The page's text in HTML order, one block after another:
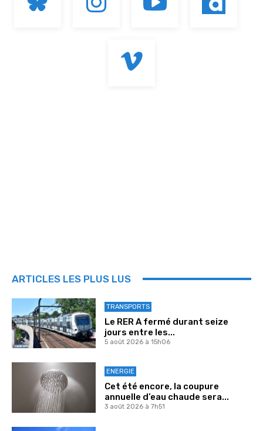
ARTICLES LES PLUS LUS
TRANSPORTS
Le RER A fermé durant seize
jours entre les...
5 août 2026 à 15h06
ENERGIE
Cet été encore, la coupure
annuelle d’eau chaude sera...
3 août 2026 à 7h51